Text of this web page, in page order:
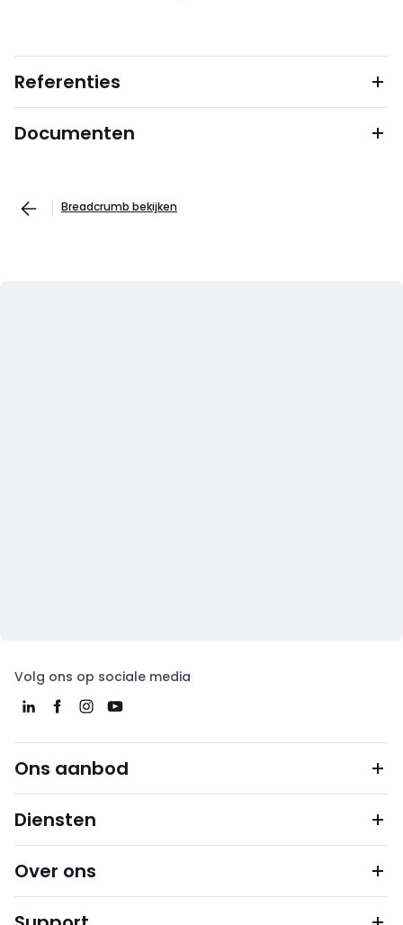
Referenties
Documenten
Breadcrumb bekijken
Volg ons op sociale media
Ons aanbod
Diensten
Over ons